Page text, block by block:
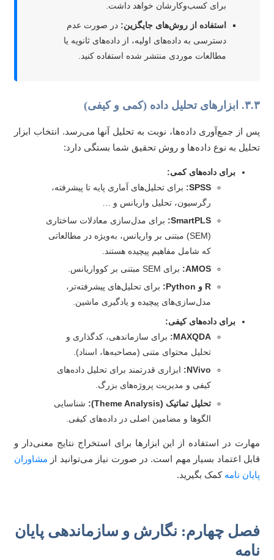
برای کسب‌وکارشان خواهد داشت.
استفاده از روش‌های جایگزین:در صورت عدم
دسترسی به داده‌های اولیه، از داده‌های ثانویه یا
مطالعات موردی منتشر شده استفاده کنید.
از جمع‌آوری داده‌ها، نوبت به تحلیل آنها می‌رسد. انتخاب ابزار
به نوع داده‌ها و روش تحقیق شما بستگی دارد:
برای داده‌های کمی:
SPSS: برای تحلیل‌های آماری پایه تا پیشرفته،
رگرسیون، تحلیل واریانس و …
SmartPLS: برای مدل‌سازی معادلات ساختاری
(SEM) مبتنی بر واریانس، به‌ویژه در مطالعاتی
که شامل مفاهیم پیچیده هستند.
AMOS: برای SEM مبتنی بر کوواریانس.
برای تحلیل‌های پیشرفته‌تر،
مدل‌سازی‌های پیچیده و یادگیری ماشین.
برای داده‌های کیفی:
MAXQDA: برای سازماندهی، کدگذاری و
تحلیل محتوای متنی (مصاحبه‌ها، اسناد).
NVivo: ابزاری قدرتمند برای تحلیل داده‌های
کیفی و مدیریت پروژه‌های بزرگ.
تحلیل تماتیک (Theme Analysis):
شناسایی
الگوها و مضامین اصلی در داده‌های کیفی.
در استفاده از این ابزارها برای استخراج نتایج معنی‌دار و
اعتماد بسیار مهم است. در صورت نیاز می‌توانید ازمشاوران
نامهکمک بگیرید.
چهارم: نگارش و سازماندهی پایان